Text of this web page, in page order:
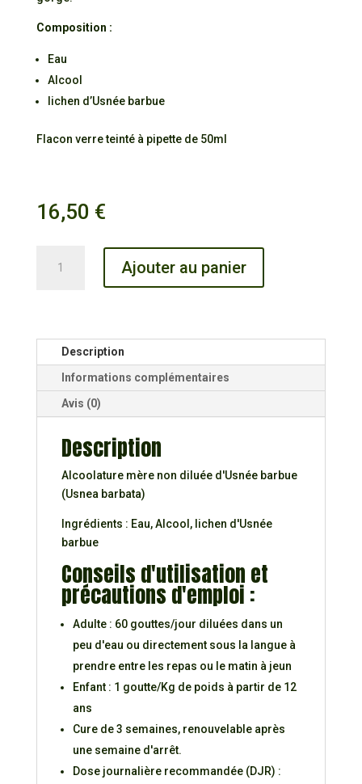
Composition :
Eau
Alcool
lichen d’Usnée barbue
Flacon verre teinté à pipette de 50ml
16,50 €
Ajouter au panier
Description
Informations complémentaires
Avis (0)
Description
Alcoolature mère non diluée d'Usnée barbue
(Usnea barbata)
Ingrédients : Eau, Alcool, lichen d'Usnée
barbue
Conseils d'utilisation et
précautions d'emploi :
Adulte : 60 gouttes/jour diluées dans un
peu d'eau ou directement sous la langue à
prendre entre les repas ou le matin à jeun
Enfant : 1 goutte/Kg de poids à partir de 12
ans
Cure de 3 semaines, renouvelable après
une semaine d'arrêt.
Dose journalière recommandée (DJR) :